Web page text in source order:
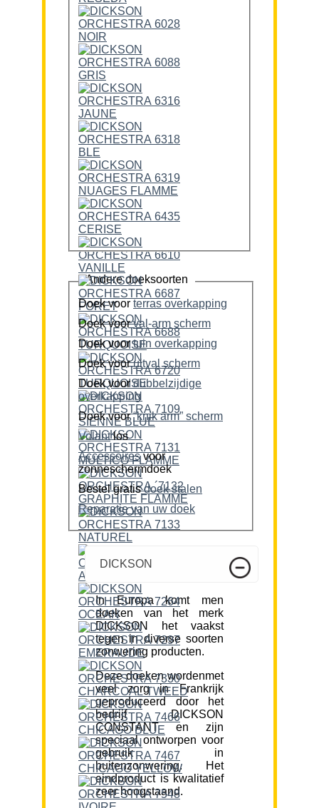
Andere doeksoorten
Doek voor terras overkapping
Doek voor
val-arm scherm
Doek voor
tuin overkapping
Doek voor
uitval scherm
Doek voordubbelzijdige
overkapping
Doek voor
“knik arm” scherm
Volantlos
Accessoiresvoor
zonneschermdoek
Bestel gratis doek stalen
Reparatie van uw doek
DICKSON
In Europa komt men
doeken van het merk
DICKSON het vaakst
tegen in diverse soorten
zonwering producten.
Deze doeken wordenmet
veel zorg in Frankrijk
geproduceerd door het
bedrijf DICKSON
CONSTANT en zijn
speciaal ontworpen voor
gebruik in
buitenzonwering. Het
eindproduct is kwalitatief
zeer hoogstaand.